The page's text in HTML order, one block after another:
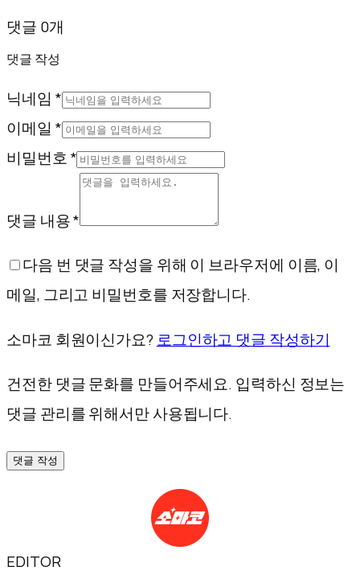
댓글 0개
댓글 작성
닉네임 *
이메일 *
비밀번호 *
댓글 내용 *
다음 번 댓글 작성을 위해 이 브라우저에 이름, 이
메일, 그리고 비밀번호를 저장합니다.
소마코 회원이신가요? 로그인하고 댓글 작성하기
건전한 댓글 문화를 만들어주세요. 입력하신 정보는
댓글 관리를 위해서만 사용됩니다.
댓글 작성
EDITOR